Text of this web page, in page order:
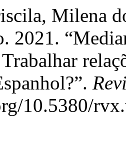
Milena
2021.
10.5380/